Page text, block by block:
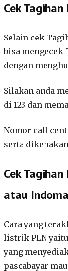
Cek
Selain cek
bisa
dengan
Silakan anda
di 123 dan
Nomor call
serta
Cek
atau
Cara yang
listrik PLN
yang
pascabayar